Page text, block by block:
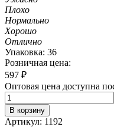
Плохо
Нормально
Хорошо
Отлично
Упаковка: 36
Розничная цена:
597 ₽
Оптовая цена доступна
В корзину
Артикул: 1192